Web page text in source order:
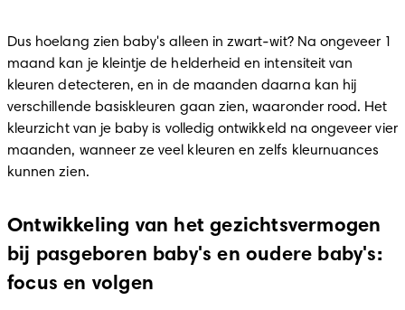
Dus hoelang zien baby's alleen in zwart-wit? Na ongeveer 1
maand kan je kleintje de helderheid en intensiteit van
kleuren detecteren, en in de maanden daarna kan hij
verschillende basiskleuren gaan zien, waaronder rood. Het
kleurzicht van je baby is volledig ontwikkeld na ongeveer vier
maanden, wanneer ze veel kleuren en zelfs kleurnuances
kunnen zien.
Ontwikkeling van het gezichtsvermogen
bij pasgeboren baby's en oudere baby's:
focus en volgen